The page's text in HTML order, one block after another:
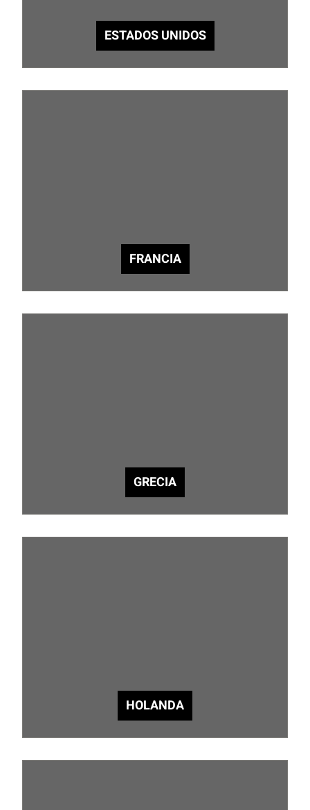
ESTADOS UNIDOS
FRANCIA
GRECIA
HOLANDA